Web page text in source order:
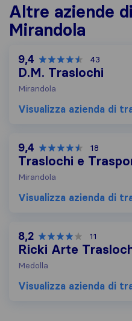
Altre aziende
Mirandola
9,4 43
D.M. Traslochi
Mirandola
Visualizza azienda di
9,4 18
Traslochi e
Mirandola
Visualizza azienda di
8,2 11
Ricki Arte
Medolla
Visualizza azienda di